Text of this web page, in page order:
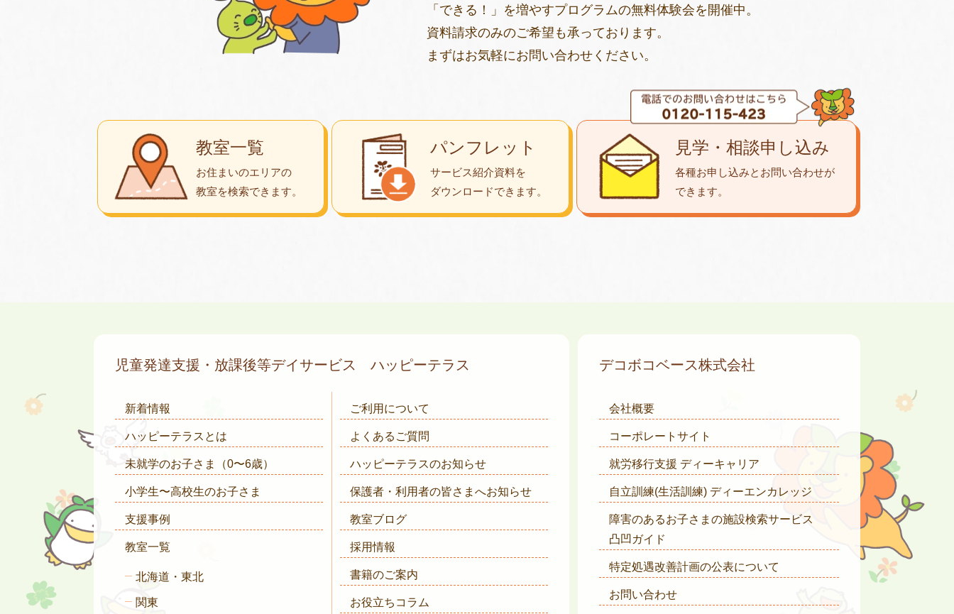
「できる！」を増やすプログラムの無料体験会を開催中。
資料請求のみのご希望も承っております。
まずはお気軽にお問い合わせください。
教室一覧
お住まいのエリアの
教室を検索できます。
パンフレット
サービス紹介資料を
ダウンロードできます。
見学・相談申し込み
各種お申し込みとお問い合わせが
できます。
児童発達支援・放課後等デイサービス ハッピーテラス
新着情報
ハッピーテラスとは
未就学のお子さま （0〜6歳）
小学生〜高校生のお子さま
支援事例
教室一覧
北海道・東北
関東
ご利用について
よくあるご質問
ハッピーテラスのお知らせ
保護者・利用者の皆さまへお知らせ
教室ブログ
採用情報
書籍のご案内
お役立ちコラム
デコボコベース株式会社
会社概要
コーポレートサイト
就労移行支援 ディーキャリア
自立訓練(生活訓練) ディーエンカレッジ
障害のあるお子さまの施設検索サービス
凸凹ガイド
特定処遇改善計画の公表について
お問い合わせ